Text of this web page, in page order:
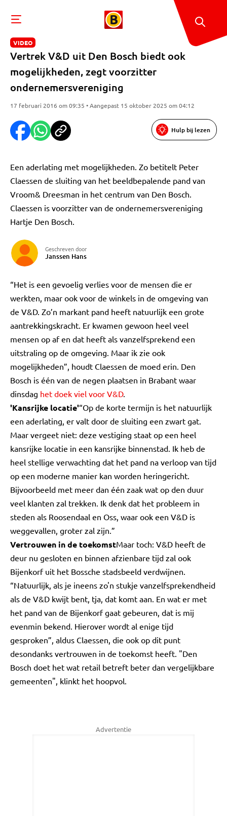
VIDEO
Vertrek V&D uit Den Bosch biedt ook
mogelijkheden, zegt voorzitter
ondernemersvereniging
17 februari 2016 om 09:35 • Aangepast 15 oktober 2025 om 04:12
Hulp bij lezen
Een aderlating met mogelijkheden. Zo betitelt Peter
Claessen de sluiting van het beeldbepalende pand van
Vroom& Dreesman in het centrum van Den Bosch.
Claessen is voorzitter van de ondernemersvereniging
Hartje Den Bosch.
Geschreven door
Janssen Hans
“Het is een gevoelig verlies voor de mensen die er
werkten, maar ook voor de winkels in de omgeving van
de V&D. Zo’n markant pand heeft natuurlijk een grote
aantrekkingskracht. Er kwamen gewoon heel veel
mensen op af en dat heeft als vanzelfsprekend een
uitstraling op de omgeving. Maar ik zie ook
mogelijkheden”, houdt Claessen de moed erin. Den
Bosch is één van de negen plaatsen in Brabant waar
dinsdag het doek viel voor V&D.
'Kansrijke locatie'“Op de korte termijn is het natuurlijk
een aderlating, er valt door de sluiting een zwart gat.
Maar vergeet niet: deze vestiging staat op een heel
kansrijke locatie in een kansrijke binnenstad. Ik heb de
heel stellige verwachting dat het pand na verloop van tijd
op een moderne manier kan worden heringericht.
Bijvoorbeeld met meer dan één zaak wat op den duur
veel klanten zal trekken. Ik denk dat het probleem in
steden als Roosendaal en Oss, waar ook een V&D is
weggevallen, groter zal zijn.”
Vertrouwen in de toekomstMaar toch: V&D heeft de
deur nu gesloten en binnen afzienbare tijd zal ook
Bijenkorf uit het Bossche stadsbeeld verdwijnen.
“Natuurlijk, als je ineens zo'n stukje vanzelfsprekendheid
als de V&D kwijt bent, tja, dat komt aan. En wat er met
het pand van de Bijenkorf gaat gebeuren, dat is mij
evenmin bekend. Hierover wordt al enige tijd
gesproken”, aldus Claessen, die ook op dit punt
desondanks vertrouwen in de toekomst heeft. "Den
Bosch doet het wat retail betreft beter dan vergelijkbare
gemeenten", klinkt het hoopvol.
Advertentie